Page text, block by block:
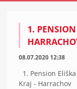
1.
08.07.2020 12:38
1. Pension
Kraj - Harrachov